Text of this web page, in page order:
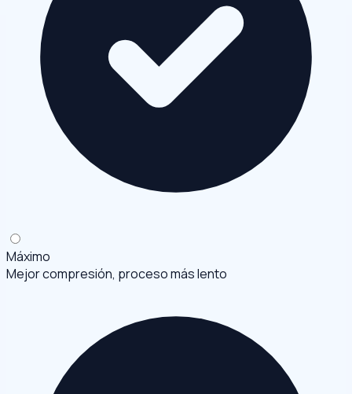
Máximo
Mejor compresión, proceso más lento